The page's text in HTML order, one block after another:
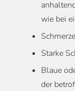
wie bei
Starke
Blaue
der